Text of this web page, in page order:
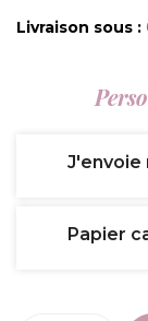
Livraison sous :
J'envoie
Papier